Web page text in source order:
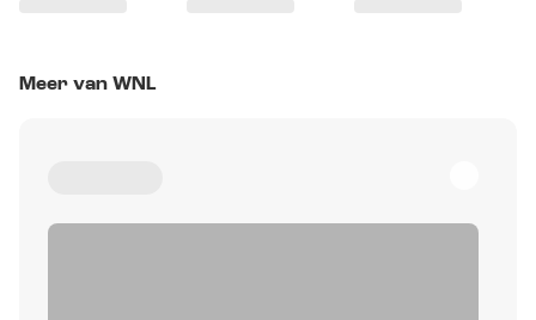
Meer van WNL